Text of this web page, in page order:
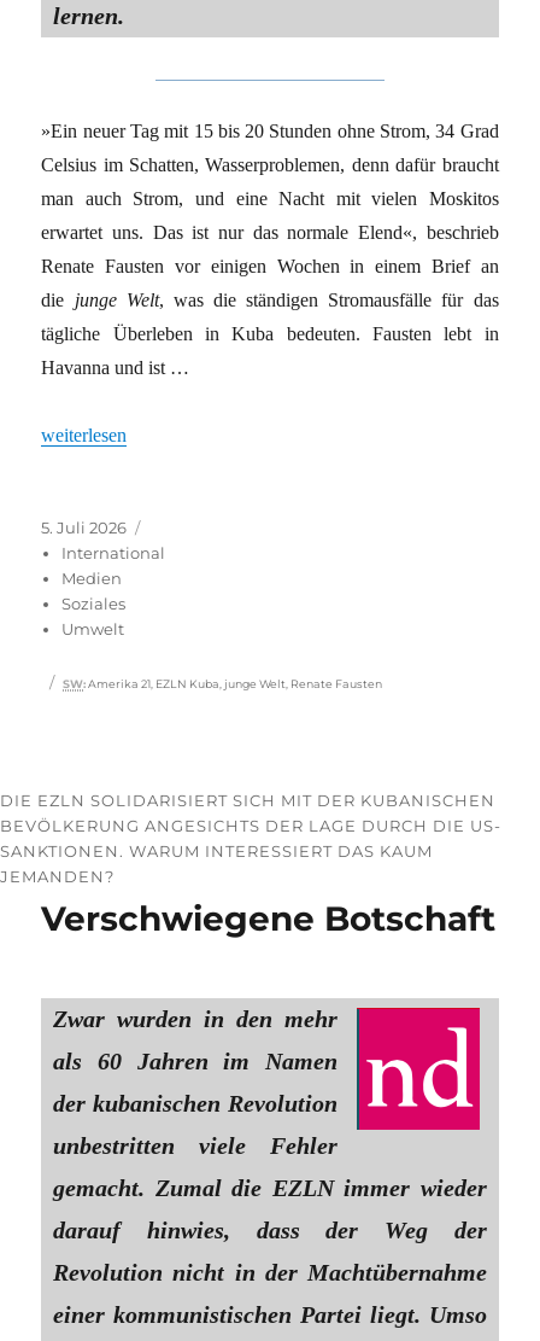
lernen.
»Ein neuer Tag mit 15 bis 20 Stunden ohne Strom, 34 Grad
Celsius im Schatten, Wasserproblemen, denn dafür braucht
man auch Strom, und eine Nacht mit vielen Moskitos
erwartet uns. Das ist nur das normale Elend«, beschrieb
Renate Fausten vor einigen Wochen in einem Brief an
die junge Welt, was die ständigen Stromausfälle für das
tägliche Überleben in Kuba bedeuten. Fausten lebt in
Havanna und ist …
„Zapatistas solidarisieren sich mit Kuba“
weiterlesen
Veröffentlicht
am
5. Juli 2026
International
Medien
Soziales
Umwelt
Schlagwörter
SW: Amerika 21 EZLN Kuba junge Welt Renate Fausten
DIE EZLN SOLIDARISIERT SICH MIT DER KUBANISCHEN
BEVÖLKERUNG ANGESICHTS DER LAGE DURCH DIE US-
SANKTIONEN. WARUM INTERESSIERT DAS KAUM
JEMANDEN?
Verschwiegene Botschaft
Zwar wurden in den mehr
als 60 Jahren im Namen
der kubanischen Revolution
unbestritten viele Fehler
gemacht. Zumal die EZLN immer wieder
darauf hinwies, dass der Weg der
Revolution nicht in der Machtübernahme
einer kommunistischen Partei liegt. Umso